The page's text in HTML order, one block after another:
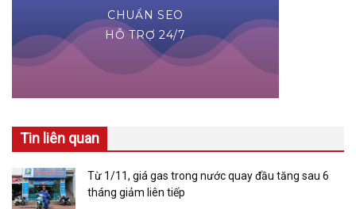
Tin liên quan
Từ 1/11, giá gas trong nước quay đầu tăng sau 6
tháng giảm liên tiếp